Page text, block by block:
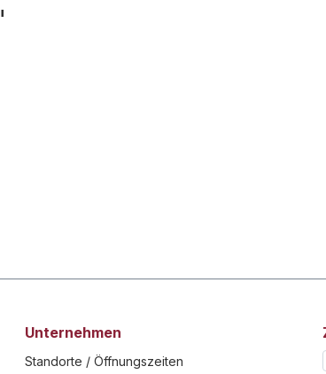
Unternehmen
Standorte / Öffnungszeiten